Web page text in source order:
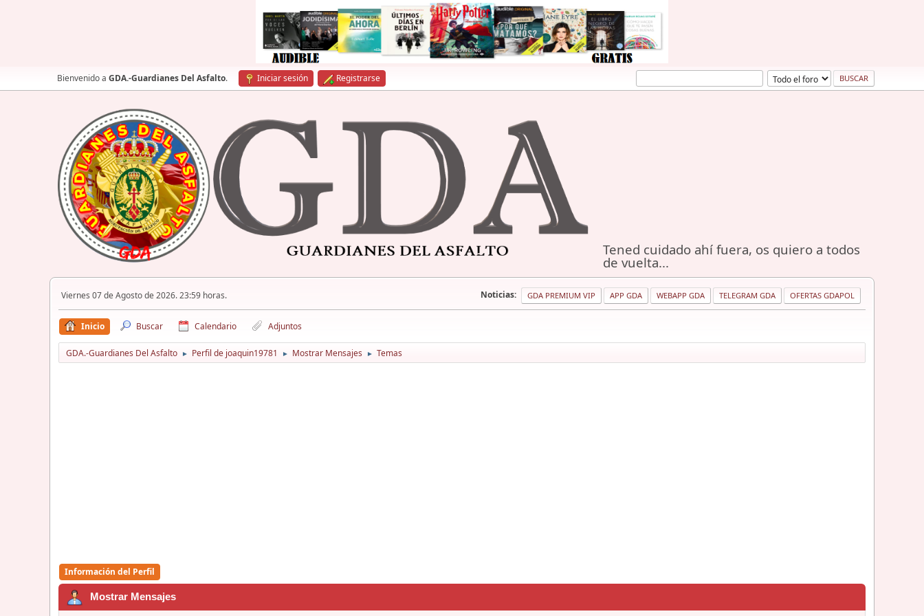
Bienvenido a GDA.-Guardianes Del Asfalto. Iniciar sesión Registrarse
Tened cuidado ahí fuera, os quiero a todos
de vuelta...
Viernes 07 de Agosto de 2026. 23:59 horas. Noticias: GDA PREMIUM VIP APP GDA WEBAPP GDA TELEGRAM GDA OFERTAS GDAPOL
Inicio Buscar Calendario Adjuntos
GDA.-Guardianes Del Asfalto ► Perfil de joaquin19781 ► Mostrar Mensajes ► Temas
Información del Perfil
Mostrar Mensajes